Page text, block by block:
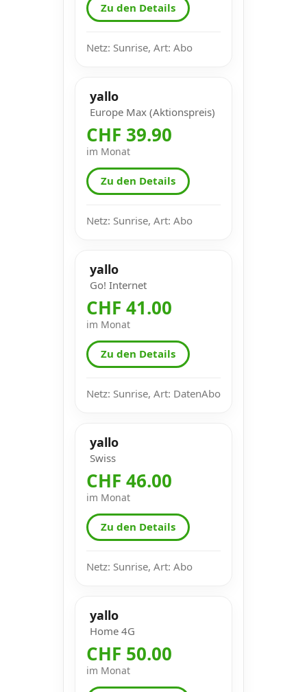
Zu den Details
Netz: Sunrise, Art: Abo
yallo
Europe Max (Aktionspreis)
CHF 39.90
im Monat
Zu den Details
Netz: Sunrise, Art: Abo
yallo
Go! Internet
CHF 41.00
im Monat
Zu den Details
Netz: Sunrise, Art: DatenAbo
yallo
Swiss
CHF 46.00
im Monat
Zu den Details
Netz: Sunrise, Art: Abo
yallo
Home 4G
CHF 50.00
im Monat